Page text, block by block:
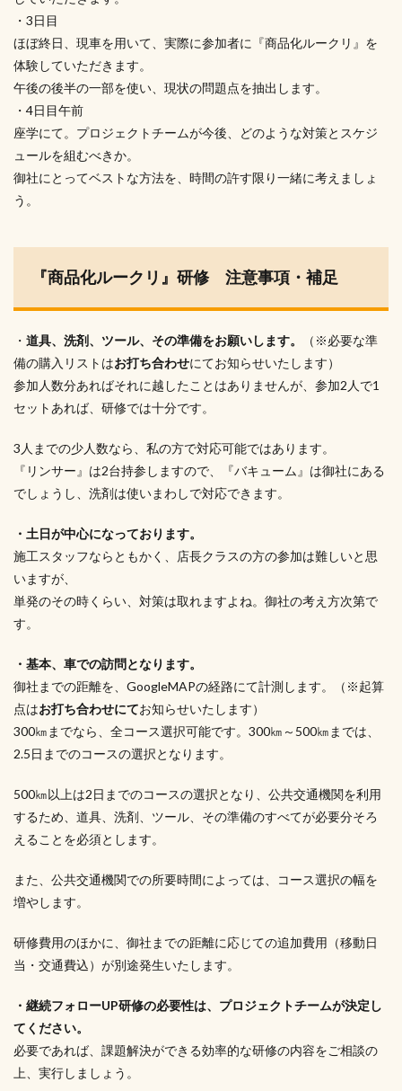
・3日目
ほぼ終日、現車を用いて、実際に参加者に『商品化ルークリ』を
体験していただきます。
午後の後半の一部を使い、現状の問題点を抽出します。
・4日目午前
座学にて。プロジェクトチームが今後、どのような対策とスケジ
ュールを組むべきか。
御社にとってベストな方法を、時間の許す限り一緒に考えましょ
う。
『商品化ルークリ』研修 注意事項・補足
・ 道具、洗剤、ツール、その準備をお願いします。
（※必要な準
備の購入リストはお打ち合わせにてお知らせいたします）
参加人数分あればそれに越したことはありませんが、参加2人で1
セットあれば、研修では十分です。
3人までの少人数なら、私の方で対応可能ではあります。
『リンサー』は2台持参しますので、『バキューム』は御社にある
でしょうし、洗剤は使いまわしで対応できます。
・土日が中心になっております。
施工スタッフならともかく、店長クラスの方の参加は難しいと思
いますが、
単発のその時くらい、対策は取れますよね。御社の考え方次第で
す。
・基本、車での訪問となります。
御社までの距離を、GoogleMAPの経路にて計測します。（※起算
点はお打ち合わせにてお知らせいたします）
300㎞までなら、全コース選択可能です。300㎞～500㎞までは、
2.5日までのコースの選択となります。
500㎞以上は2日までのコースの選択となり、公共交通機関を利用
するため、道具、洗剤、ツール、その準備のすべてが必要分そろ
えることを必須とします。
また、公共交通機関での所要時間によっては、コース選択の幅を
増やします。
研修費用のほかに、御社までの距離に応じての追加費用（移動日
当・交通費込）が別途発生いたします。
・継続フォローUP研修の必要性は、プロジェクトチームが決定し
てください。
必要であれば、課題解決ができる効率的な研修の内容をご相談の
上、実行しましょう。